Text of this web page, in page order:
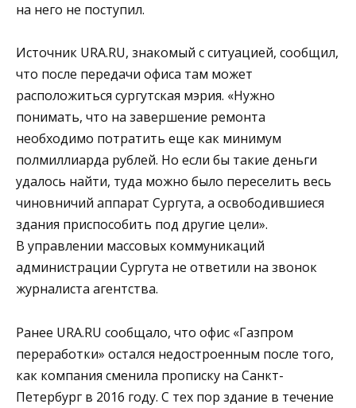
на него не поступил.
Источник URA.RU, знакомый с ситуацией, сообщил,
что после передачи офиса там может
расположиться сургутская мэрия. «Нужно
понимать, что на завершение ремонта
необходимо потратить еще как минимум
полмиллиарда рублей. Но если бы такие деньги
удалось найти, туда можно было переселить весь
чиновничий аппарат Сургута, а освободившиеся
здания приспособить под другие цели».
В управлении массовых коммуникаций
администрации Сургута не ответили на звонок
журналиста агентства.
Ранее URA.RU сообщало, что офис «Газпром
переработки» остался недостроенным после того,
как компания сменила прописку на Санкт-
Петербург в 2016 году. С тех пор здание в течение